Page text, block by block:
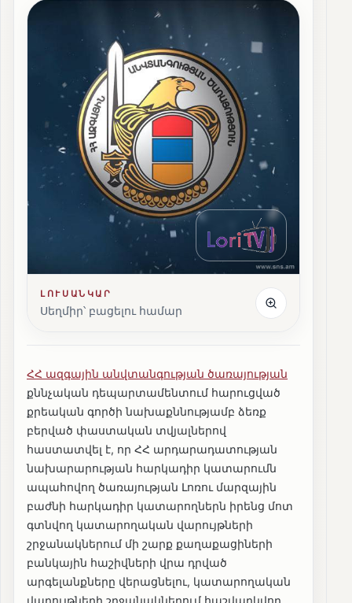
ԼՈՒՍԱՆԿԱՐ
Սեղմիր՝ բացելու համար
ՀՀ ազգային անվտանգության ծառայության
քննչական դեպարտամենտում հարուցված
քրեական գործի նախաքննությամբ ձեռք
բերված փաստական տվյալներով
հաստատվել է, որ ՀՀ արդարադատության
նախարարության հարկադիր կատարումն
ապահովող ծառայության Լոռու մարզային
բաժնի հարկադիր կատարողներն իրենց մոտ
գտնվող կատարողական վարույթների
շրջանակներում մի շարք քաղաքացիների
բանկային հաշիվների վրա դրված
արգելանքները վերացնելու, կատարողական
վարույթների շրջանակներում հաշվարկվող